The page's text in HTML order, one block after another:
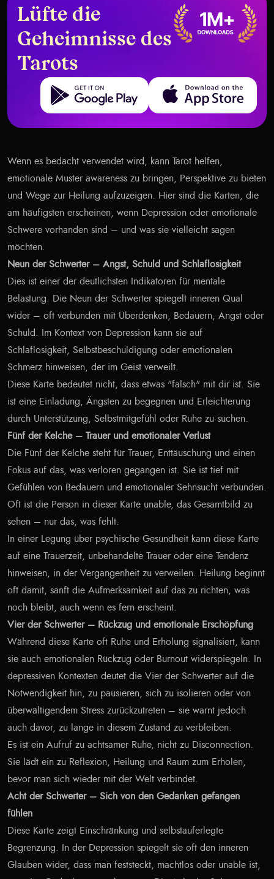
Lüfte die
Geheimnisse des
Tarots
Get it on Google Play Download on the App Store
Wenn es bedacht verwendet wird, kann Tarot helfen,
emotionale Muster awareness zu bringen, Perspektive zu bieten
und Wege zur Heilung aufzuzeigen. Hier sind die Karten, die
am häufigsten erscheinen, wenn Depression oder emotionale
Schwere vorhanden sind – und was sie vielleicht sagen
möchten.
Neun der Schwerter – Angst, Schuld und Schlaflosigkeit
Dies ist einer der deutlichsten Indikatoren für mentale
Belastung. Die Neun der Schwerter spiegelt inneren Qual
wider – oft verbunden mit Überdenken, Bedauern, Angst oder
Schuld. Im Kontext von Depression kann sie auf
Schlaflosigkeit, Selbstbeschuldigung oder emotionalen
Schmerz hinweisen, der im Geist verweilt.
Diese Karte bedeutet nicht, dass etwas "falsch" mit dir ist. Sie
ist eine Einladung, Ängsten zu begegnen und Erleichterung
durch Unterstützung, Selbstmitgefühl oder Ruhe zu suchen.
Fünf der Kelche – Trauer und emotionaler Verlust
Die Fünf der Kelche steht für Trauer, Enttäuschung und einen
Fokus auf das, was verloren gegangen ist. Sie ist tief mit
Gefühlen von Bedauern und emotionaler Sehnsucht verbunden.
Oft ist die Person in dieser Karte unable, das Gesamtbild zu
sehen – nur das, was fehlt.
In einer Legung über psychische Gesundheit kann diese Karte
auf eine Trauerzeit, unbehandelte Trauer oder eine Tendenz
hinweisen, in der Vergangenheit zu verweilen. Heilung beginnt
oft damit, sanft die Aufmerksamkeit auf das zu richten, was
noch bleibt, auch wenn es fern erscheint.
Vier der Schwerter – Rückzug und emotionale Erschöpfung
Während diese Karte oft Ruhe und Erholung signalisiert, kann
sie auch emotionalen Rückzug oder Burnout widerspiegeln. In
depressiven Kontexten deutet die Vier der Schwerter auf die
Notwendigkeit hin, zu pausieren, sich zu isolieren oder von
überwältigendem Stress zurückzutreten – sie warnt jedoch
auch davor, zu lange in diesem Zustand zu verbleiben.
Es ist ein Aufruf zu achtsamer Ruhe, nicht zu Disconnection.
Sie lädt ein zu Reflexion, Heilung und Raum zum Erholen,
bevor man sich wieder mit der Welt verbindet.
Acht der Schwerter – Sich von den Gedanken gefangen
fühlen
Diese Karte zeigt Einschränkung und selbstauferlegte
Begrenzung. In der Depression spiegelt sie oft den inneren
Glauben wider, dass man feststeckt, machtlos oder unable ist,